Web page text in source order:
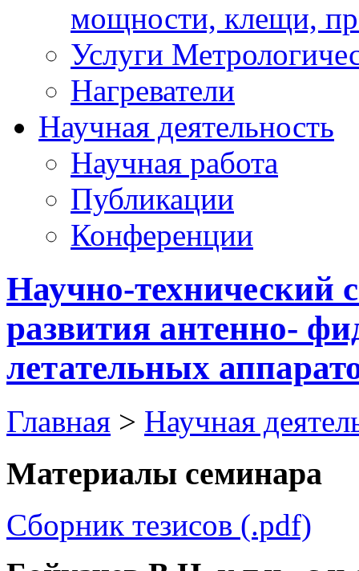
мощности, клещи,
Услуги
Нагреватели
Научная деятельность
Научная работа
Публикации
Конференции
Научно-технический
развития антенно-
летательных
Главная > Научная
Материалы семинара
Сборник тезисов (.pdf)